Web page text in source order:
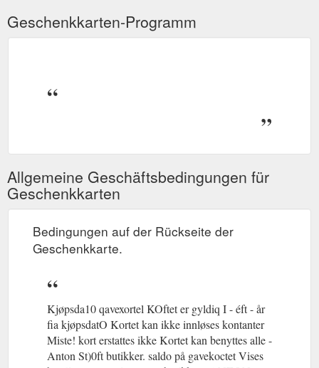
Geschenkkarten-Programm
Allgemeine Geschäftsbedingungen für
Geschenkkarten
Bedingungen auf der Rückseite der
Geschenkkarte.
Kjøpsda10 qavexortel KOftet er gyldiq I - éft - år
fia kjøpsdatO Kortet kan ikke innløses kontanter
Miste! kort erstattes ikke Kortet kan benyttes alle -
Anton St)0ft butikker. saldo på gavekoctet Vises